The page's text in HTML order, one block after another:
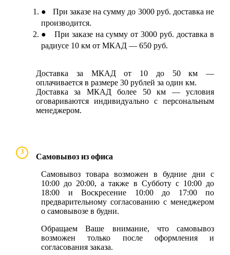
● При заказе на сумму до 3000 руб. доставка не
производится.
● При заказе на сумму от 3000 руб. доставка в
радиусе 10 км от МКАД — 650 руб.
Доставка за МКАД от 10 до 50 км —
оплачивается в размере 30 рублей за один км.
Доставка за МКАД более 50 км — условия
оговариваются индивидуально с персональным
менеджером.
3
Самовывоз из офиса
Самовывоз товара возможен в будние дни с
10:00 до 20:00, а также в Субботу с 10:00 до
18:00 и Воскресение 10:00 до 17:00 по
предварительному согласованию с менеджером
о самовывозе в будни.
Обращаем Ваше внимание, что самовывоз
возможен только после оформления и
согласования заказа.